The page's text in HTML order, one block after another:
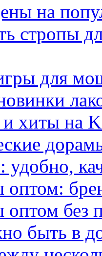
на
стропы
для
хиты на
удобно,
оптом:
оптом без
быть в